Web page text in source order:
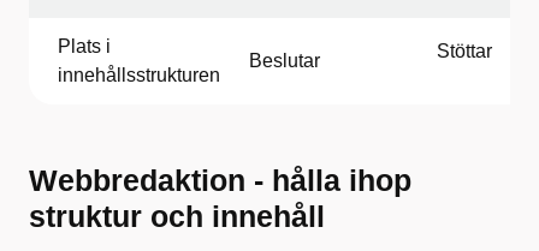
Plats i
innehållsstrukturen
Beslutar Stöttar
Webbredaktion - hålla ihop
struktur och innehåll